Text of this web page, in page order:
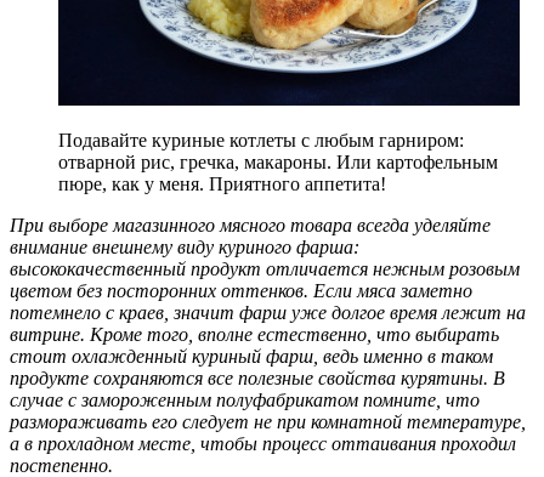
Подавайте куриные котлеты с любым гарниром:
отварной рис, гречка, макароны. Или картофельным
пюре, как у меня. Приятного аппетита!
При выборе магазинного мясного товара всегда уделяйте
внимание внешнему виду куриного фарша:
высококачественный продукт отличается нежным розовым
цветом без посторонних оттенков. Если мяса заметно
потемнело с краев, значит фарш уже долгое время лежит на
витрине. Кроме того, вполне естественно, что выбирать
стоит охлажденный куриный фарш, ведь именно в таком
продукте сохраняются все полезные свойства курятины. В
случае с замороженным полуфабрикатом помните, что
размораживать его следует не при комнатной температуре,
а в прохладном месте, чтобы процесс оттаивания проходил
постепенно.